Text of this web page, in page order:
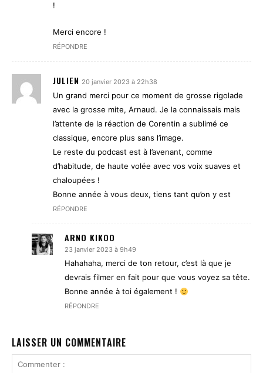
!
Merci encore !
RÉPONDRE
JULIEN 20 janvier 2023 à 22h38
Un grand merci pour ce moment de grosse rigolade
avec la grosse mite, Arnaud. Je la connaissais mais
l’attente de la réaction de Corentin a sublimé ce
classique, encore plus sans l’image.
Le reste du podcast est à l’avenant, comme
d’habitude, de haute volée avec vos voix suaves et
chaloupées !
Bonne année à vous deux, tiens tant qu’on y est
RÉPONDRE
ARNO KIKOO
23 janvier 2023 à 9h49
Hahahaha, merci de ton retour, c’est là que je
devrais filmer en fait pour que vous voyez sa tête.
Bonne année à toi également !
RÉPONDRE
LAISSER UN COMMENTAIRE